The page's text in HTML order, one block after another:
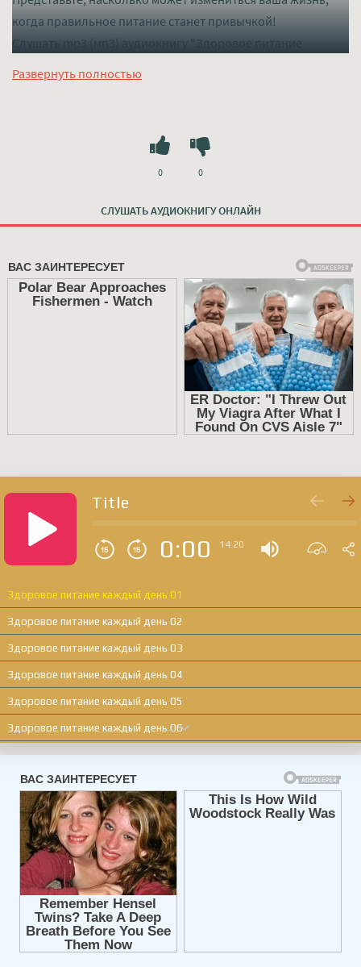
когда правильное питание станет привычкой!
Слушать mp3 (мп3) аудиокнигу "Здоровое питание
полностью бесплатно без регистрации на лучшем сайте
Развернуть полностью
СЛУШАТЬ АУДИОКНИГУ ОНЛАЙН
0 0
Title
0:00 14:20
Здоровое питание каждый день 01
Здоровое питание каждый день 02
Здоровое питание каждый день 03
Здоровое питание каждый день 04
Здоровое питание каждый день 05
Здоровое питание каждый день 06
Здоровое питание каждый день 07
Здоровое питание каждый день 08
Здоровое питание каждый день 09
Здоровое питание каждый день 10
Здоровое питание каждый день 11
Здоровое питание каждый день 12
Здоровое питание каждый день 13
Здоровое питание каждый день 14